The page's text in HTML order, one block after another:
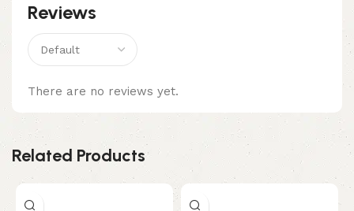
Reviews
There are no reviews yet.
Related Products